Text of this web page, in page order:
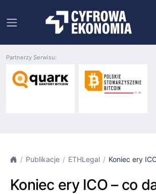
Partnerzy Serwisu:
Publikacje ETHLegal Koniec ery
Koniec ery ICO – co